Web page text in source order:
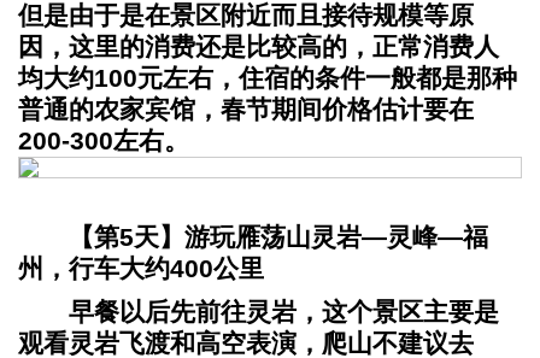
但是由于是在景区附近而且接待规模等原
因，这里的消费还是比较高的，正常消费人
均大约100元左右，住宿的条件一般都是那种
普通的农家宾馆，春节期间价格估计要在
200-300左右。
【第5天】游玩雁荡山灵岩—灵峰—福
州，行车大约400公里
早餐以后先前往灵岩，这个景区主要是
观看灵岩飞渡和高空表演，爬山不建议去